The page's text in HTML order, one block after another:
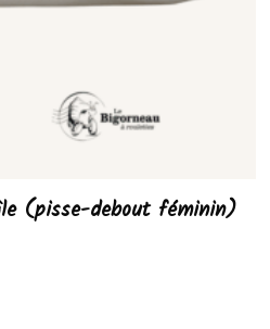
(pisse-debout féminin)